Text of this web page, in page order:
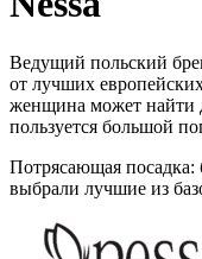
Ведущий польский
от лучших
женщина может найти
пользуется большой
Потрясающая
выбрали лучшие из